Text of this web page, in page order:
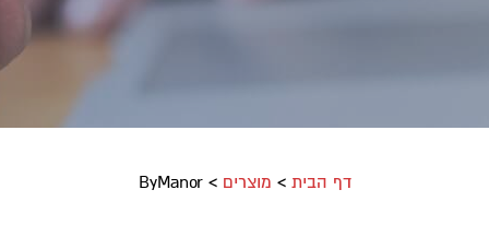
דף הבית > מוצרים >
ByManor